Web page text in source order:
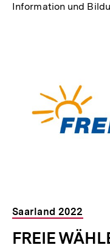
Information und
Saarland 2022
FREIE